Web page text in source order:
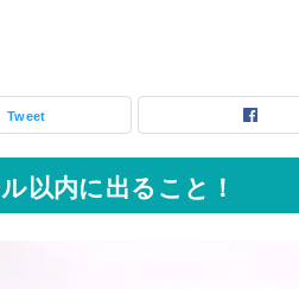
Tweet
以内に出ること！